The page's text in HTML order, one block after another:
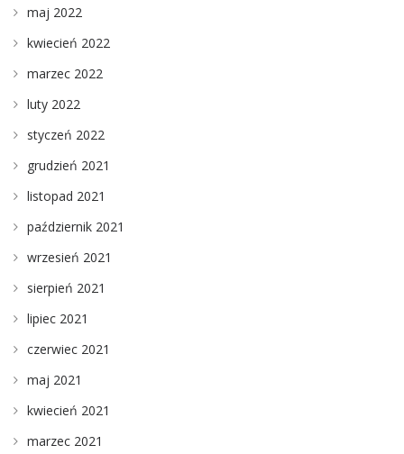
maj 2022
kwiecień 2022
marzec 2022
luty 2022
styczeń 2022
grudzień 2021
listopad 2021
październik 2021
wrzesień 2021
sierpień 2021
lipiec 2021
czerwiec 2021
maj 2021
kwiecień 2021
marzec 2021